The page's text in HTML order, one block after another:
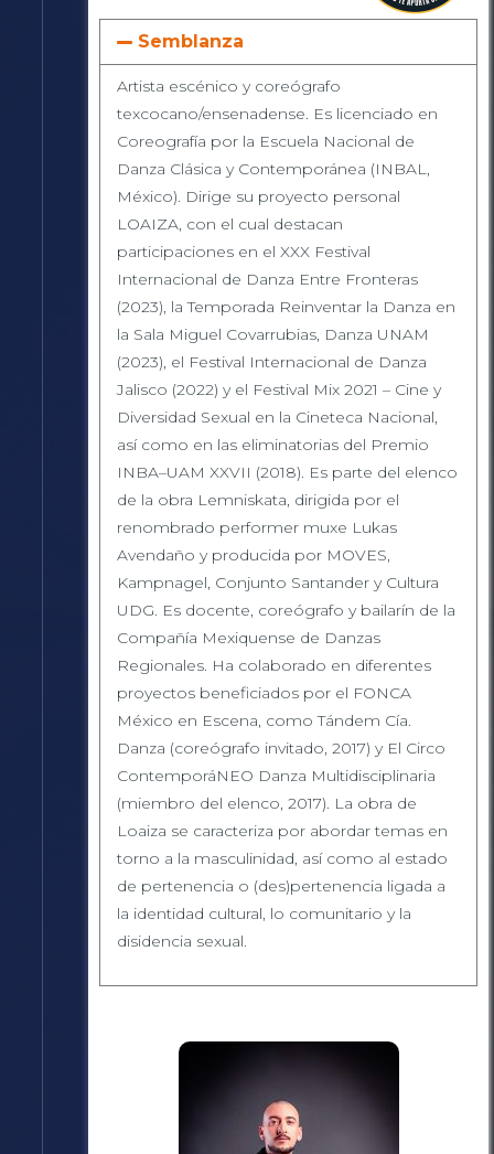
Semblanza
Artista escénico y coreógrafo
texcocano/ensenadense. Es licenciado en
Coreografía por la Escuela Nacional de
Danza Clásica y Contemporánea (INBAL,
México). Dirige su proyecto personal
LOAIZA, con el cual destacan
participaciones en el XXX Festival
Internacional de Danza Entre Fronteras
(2023), la Temporada Reinventar la Danza en
la Sala Miguel Covarrubias, Danza UNAM
(2023), el Festival Internacional de Danza
Jalisco (2022) y el Festival Mix 2021 – Cine y
Diversidad Sexual en la Cineteca Nacional,
así como en las eliminatorias del Premio
INBA–UAM XXVII (2018). Es parte del elenco
de la obra Lemniskata, dirigida por el
renombrado performer muxe Lukas
Avendaño y producida por MOVES,
Kampnagel, Conjunto Santander y Cultura
UDG. Es docente, coreógrafo y bailarín de la
Compañía Mexiquense de Danzas
Regionales. Ha colaborado en diferentes
proyectos beneficiados por el FONCA
México en Escena, como Tándem Cía.
Danza (coreógrafo invitado, 2017) y El Circo
ContemporáNEO Danza Multidisciplinaria
(miembro del elenco, 2017). La obra de
Loaiza se caracteriza por abordar temas en
torno a la masculinidad, así como al estado
de pertenencia o (des)pertenencia ligada a
la identidad cultural, lo comunitario y la
disidencia sexual.